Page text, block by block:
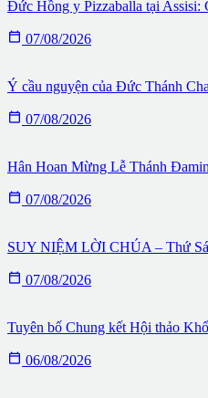
Đức Hồng y Pizzaballa tại Assisi:
 07/08/2026
Ý cầu nguyện của Đức Thánh
 07/08/2026
Hân Hoan Mừng Lễ Thánh
 07/08/2026
SUY NIỆM LỜI CHÚA – Thứ
 07/08/2026
Tuyên bố Chung kết Hội thảo
 06/08/2026